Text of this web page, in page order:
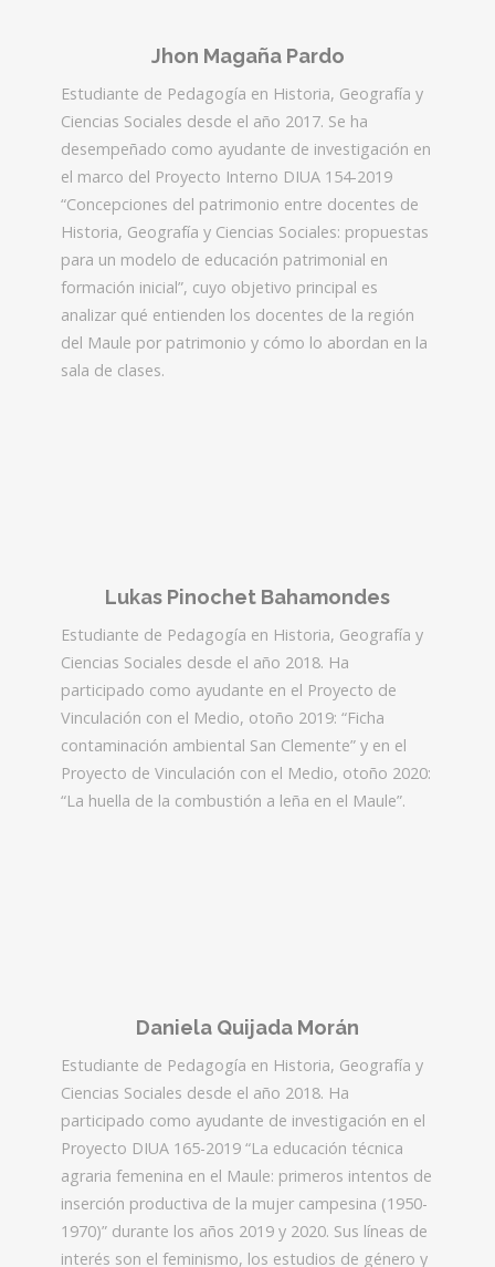
Jhon Magaña Pardo
Estudiante de Pedagogía en Historia, Geografía y
Ciencias Sociales desde el año 2017. Se ha
desempeñado como ayudante de investigación en
el marco del Proyecto Interno DIUA 154-2019
“Concepciones del patrimonio entre docentes de
Historia, Geografía y Ciencias Sociales: propuestas
para un modelo de educación patrimonial en
formación inicial”, cuyo objetivo principal es
analizar qué entienden los docentes de la región
del Maule por patrimonio y cómo lo abordan en la
sala de clases.
Lukas Pinochet Bahamondes
Estudiante de Pedagogía en Historia, Geografía y
Ciencias Sociales desde el año 2018. Ha
participado como ayudante en el Proyecto de
Vinculación con el Medio, otoño 2019: “Ficha
contaminación ambiental San Clemente” y en el
Proyecto de Vinculación con el Medio, otoño 2020:
“La huella de la combustión a leña en el Maule”.
Daniela Quijada Morán
Estudiante de Pedagogía en Historia, Geografía y
Ciencias Sociales desde el año 2018. Ha
participado como ayudante de investigación en el
Proyecto DIUA 165-2019 “La educación técnica
agraria femenina en el Maule: primeros intentos de
inserción productiva de la mujer campesina (1950-
1970)” durante los años 2019 y 2020. Sus líneas de
interés son el feminismo, los estudios de género y